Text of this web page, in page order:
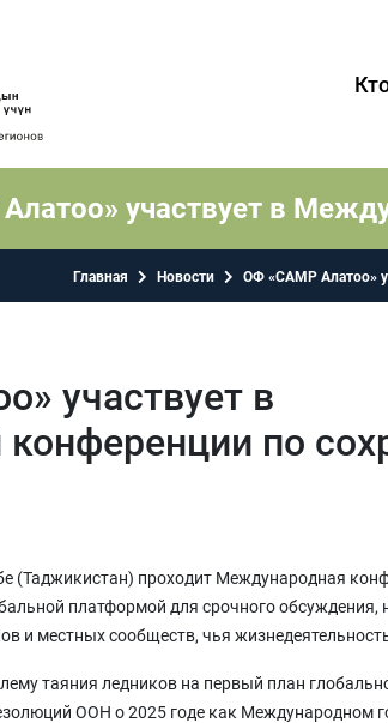
участвует в
Главная Новости ОФ «САМР Алатоо»
участвует в
по
(Таджикистан) проходит Международная
платформой для срочного обсуждения,
и местных сообществ, чья
таяния ледников на первый план
ООН о 2025 годе как Международном